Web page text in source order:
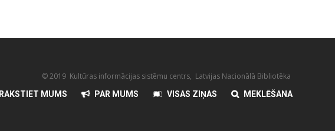
© 2019 Kultūras informācijas sistēmu centrs, Latvijas Nacionālā Bibliotēka
RAKSTIET MUMS PAR MUMS VISAS ZIŅAS MEKLĒŠANA